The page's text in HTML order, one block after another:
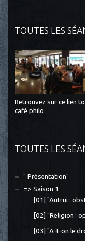
TOUTES LES
Retrouvez sur ce lien
café philo
TOUTES LES
" Présentation"
=> Saison 1
[01] "Autrui :
[02] "Religion :
[03] "A-t-on le